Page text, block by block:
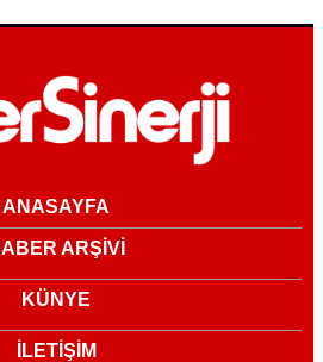
ANASAYFA
ARŞİVİ
KÜNYE
İLETİŞİM